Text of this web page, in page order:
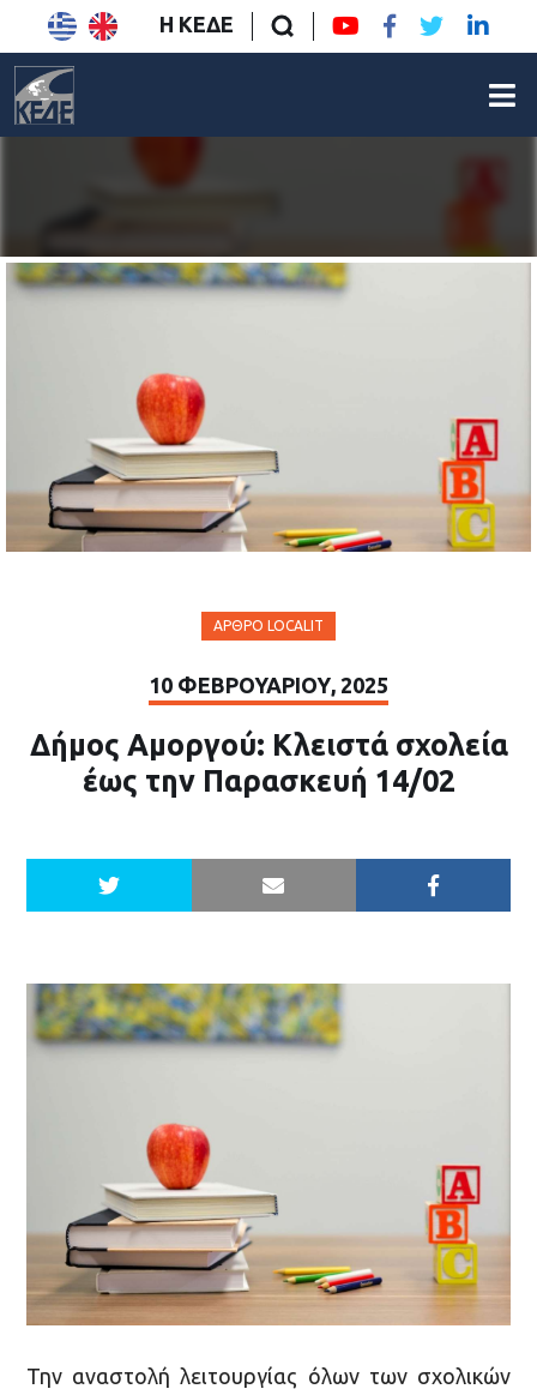
Η ΚΕΔΕ
ΆΡΘΡΟ LOCALIT
10 ΦΕΒΡΟΥΑΡΊΟΥ, 2025
Δήμος Αμοργού: Κλειστά σχολεία
έως την Παρασκευή 14/02
Την αναστολή λειτουργίας όλων των σχολικών